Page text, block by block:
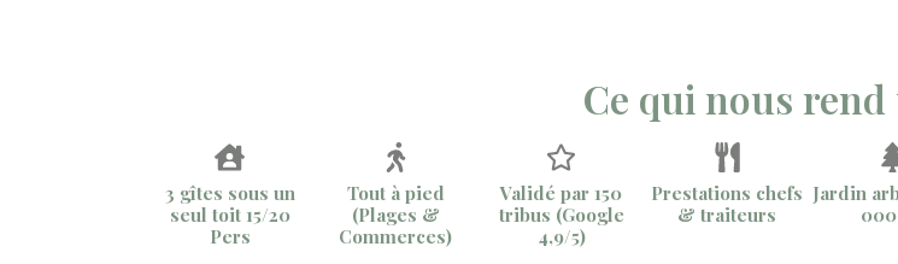
Ce qui nous
3 gîtes sous un
seul toit 15/20
Pers
Tout à pied
(Plages &
Commerces)
Validé par 150
tribus (Google
4,9/5)
Prestations chefs
& traiteurs
Jardin
000